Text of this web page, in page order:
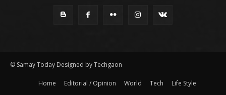
© Samay Today Designed by Techgaon
Home Editorial / Opinion World Tech Life Style